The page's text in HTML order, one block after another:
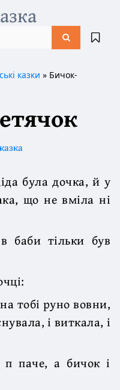
казки » Бичок-
була дочка, й у
що не вміла ні
баби тільки був
тобі руно вовни,
і виткала, і
паче, а бичок і